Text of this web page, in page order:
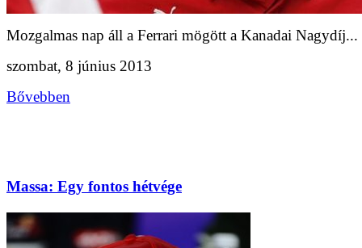
Mozgalmas nap áll a Ferrari mögött a Kanadai Nagydíj...
szombat, 8 június 2013
Bővebben
Massa: Egy fontos hétvége